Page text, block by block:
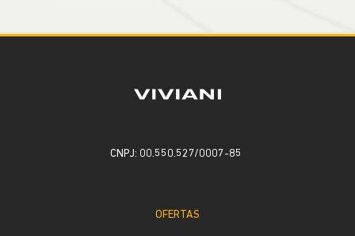
CNPJ: 00.550.527/0007-85
OFERTAS